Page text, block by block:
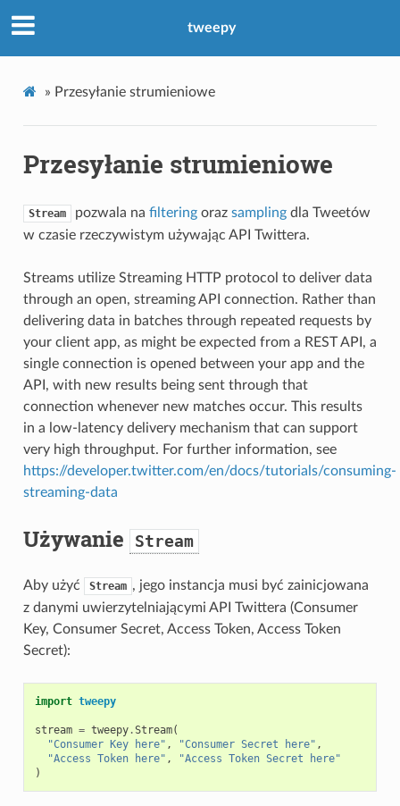
tweepy
» Przesyłanie strumieniowe
Przesyłanie strumieniowe
Stream pozwala na filteringoraz samplingdla Tweetów
w czasie rzeczywistym używając API Twittera.
Streams utilize Streaming HTTP protocol to deliver data
through an open, streaming API connection. Rather than
delivering data in batches through repeated requests by
your client app, as might be expected from a REST API, a
single connection is opened between your app and the
API, with new results being sent through that
connection whenever new matches occur. This results
in a low-latency delivery mechanism that can support
very high throughput. For further information, see
https://developer.twitter.com/en/docs/tutorials/consuming-
streaming-data
Używanie Stream
Aby użyć Stream , jego instancja musi być zainicjowana
z danymi uwierzytelniającymi API Twittera (Consumer
Key, Consumer Secret, Access Token, Access Token
Secret):
import tweepy
stream = tweepy.Stream(
"Consumer Key here" , "Consumer Secret here" ,
"Access Token here" ,
"Access Token Secret here"
)